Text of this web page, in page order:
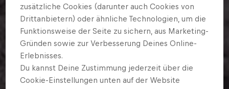
zusätzliche Cookies (darunter auch Cookies von
Drittanbietern) oder ähnliche Technologien, um die
Funktionsweise der Seite zu sichern, aus Marketing-
Gründen sowie zur Verbesserung Deines Online-
Erlebnisses.
Du kannst Deine Zustimmung jederzeit über die
Cookie-Einstellungen unten auf der Website